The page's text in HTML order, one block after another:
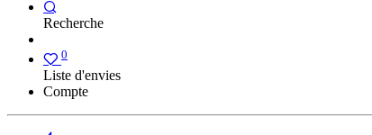
Recherche
0
Liste d'envies
Compte